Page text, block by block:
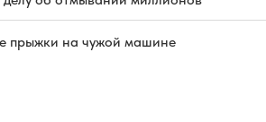
прыжки на чужой машине